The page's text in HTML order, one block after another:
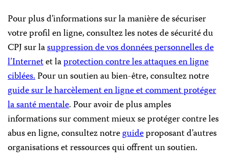
Pour plus d’informations sur la manière de sécuriser
votre profil en ligne, consultez les notes de sécurité du
CPJ sur lasuppression de vos données personnelles de
l’Internetet laprotection contre les attaques en ligne
ciblées.Pour un soutien au bien-être, consultez notre
guide sur le harcèlement en ligne et comment protéger
la santé mentale. Pour avoir de plus amples
informations sur comment mieux se protéger contre les
abus en ligne, consultez notreguideproposant d’autres
organisations et ressources qui offrent un soutien.